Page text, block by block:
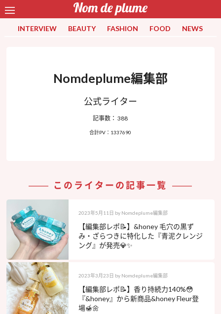
INTERVIEW BEAUTY FASHION FOOD NEWS
Nomdeplume編集部
公式ライター
記事数： 388
合計PV：1337690
このライターの記事一覧
2023年5月11日 by Nomdeplume編集部
【編集部レポ📝】&honey 毛穴の黒ず
み・ざらつきに特化した『青泥クレンジ
ング』が発売💎✨
2023年3月23日 by Nomdeplume編集部
【編集部レポ📝】香り持続力140%😳
『&honey』から新商品&honey Fleur登
場🍯🌼